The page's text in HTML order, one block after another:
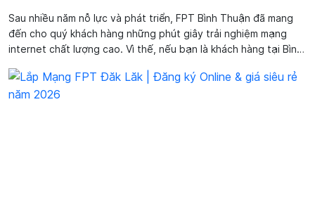
Sau nhiều năm nỗ lực và phát triển, FPT Bình Thuận đã mang
đến cho quý khách hàng những phút giây trải nghiệm mạng
internet chất lượng cao. Vì thế, nếu bạn là khách hàng tại Bình
FPT. Rất đơn giản! Bạn hãy liên hệ tổng...